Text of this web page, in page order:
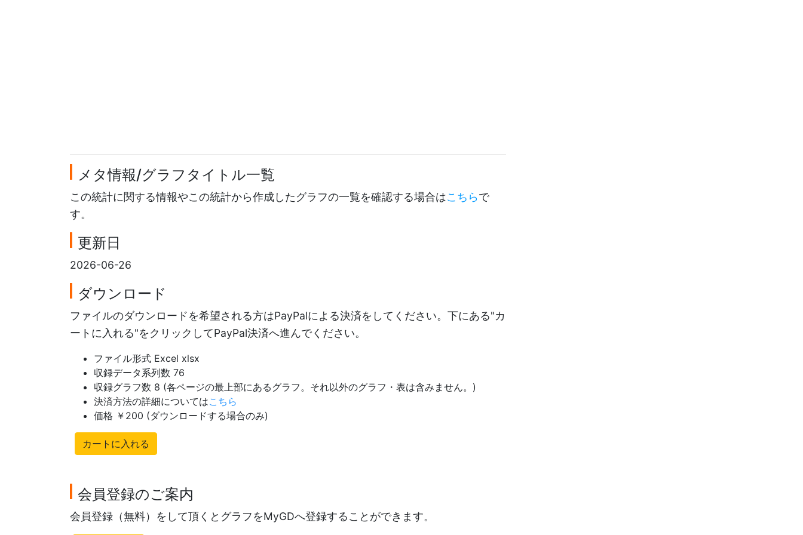
メタ情報/グラフタイトル一覧
この統計に関する情報やこの統計から作成したグラフの一覧を確認する場合はこちらで
す。
更新日
2026-06-26
ダウンロード
ファイルのダウンロードを希望される方はPayPalによる決済をしてください。下にある"カ
ートに入れる"をクリックしてPayPal決済へ進んでください。
ファイル形式 Excel xlsx
収録データ系列数 76
収録グラフ数 8 (各ページの最上部にあるグラフ。それ以外のグラフ・表は含みません。)
決済方法の詳細についてはこちら
価格 ￥200 (ダウンロードする場合のみ)
カートに入れる
会員登録のご案内
会員登録（無料）をして頂くとグラフをMyGDへ登録することができます。